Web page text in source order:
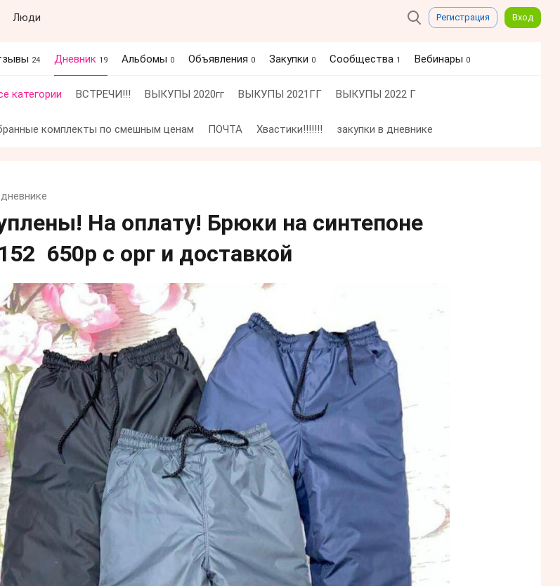
Люди Регистрация Вход
24 Дневник 19 Альбомы 0 Объявления 0 Закупки 0 Сообщества 1 Вебинары 0
категории ВСТРЕЧИ!!! ВЫКУПЫ 2020гг ВЫКУПЫ 2021ГГ ВЫКУПЫ 2022 Г
комплекты по смешным ценам ПОЧТА Хвастики!!!!!!! закупки в дневнике
На оплату! Брюки на синтепоне
650р с орг и доставкой